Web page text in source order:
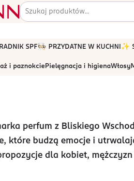
SPF🧑🏻‍🍳 PRZYDATNE W KUCHNI ✨
i paznokcie Pielęgnacja i higienaWłosy
perfum z Bliskiego
które budzą emocje i
dla kobiet,